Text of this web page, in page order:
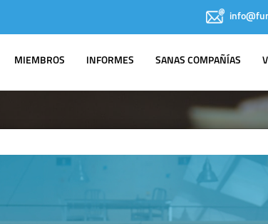
MIEMBROS INFORMES SANAS COMPAÑÍAS